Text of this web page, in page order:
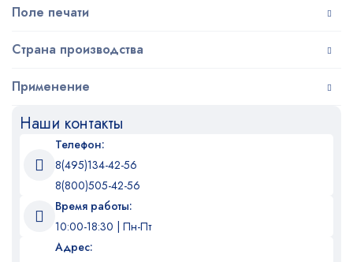
Поле печати
Страна производства
Применение
Наши контакты
Телефон:
8(495)134-42-56
8(800)505-42-56
Время работы:
10:00-18:30 | Пн-Пт
Адрес: